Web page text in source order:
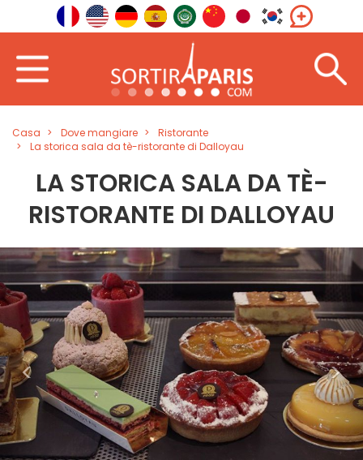
Casa Dove mangiare
Ristorante
La storica sala da tè-ristorante di Dalloyau
LA STORICA SALA DA TÈ-
RISTORANTE DI DALLOYAU
< >